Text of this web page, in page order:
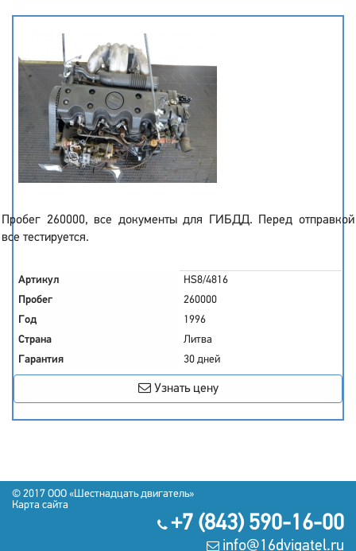
Пробег 260000, все документы для ГИБДД. Перед отправкой
все тестируется.
Артикул
HS8/4816
Пробег
260000
Год
1996
Страна
Литва
Гарантия
30 дней
Узнать цену
© 2017 OOO «Шестнадцать двигатель»
Карта сайта
+7 (843) 590-16-00
info@16dvigatel.ru